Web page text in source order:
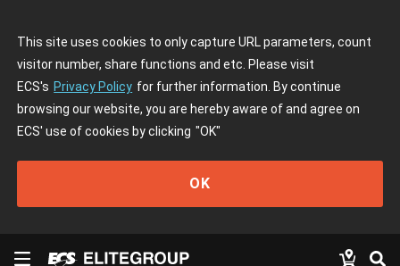
This site uses cookies to only capture URL parameters, count
visitor number, share functions and etc. Please visit
ECS's Privacy Policy for further information. By continue
browsing our website, you are hereby aware of and agree on
ECS' use of cookies by clicking "OK"
OK